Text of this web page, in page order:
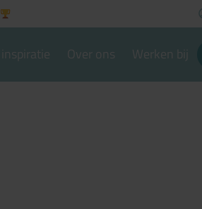
Over ons Werken bij